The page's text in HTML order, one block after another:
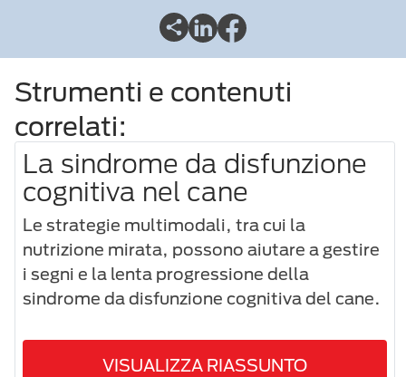
Strumenti e contenuti
correlati:
La sindrome da disfunzione
cognitiva nel cane
Le strategie multimodali, tra cui la
nutrizione mirata, possono aiutare a gestire
i segni e la lenta progressione della
sindrome da disfunzione cognitiva del cane.
VISUALIZZA RIASSUNTO